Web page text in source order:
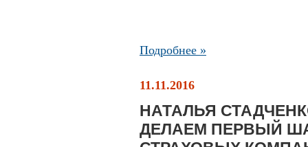
Подробнее »
11.11.2016
НАТАЛЬЯ
ДЕЛАЕМ ПЕРВЫЙ